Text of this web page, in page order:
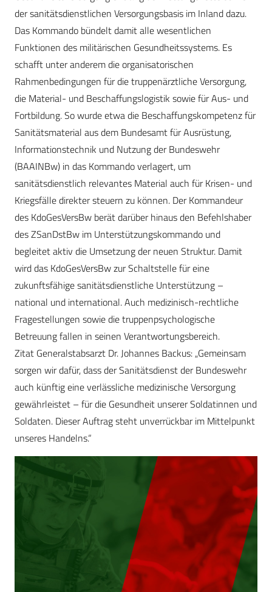
der sanitätsdienstlichen Versorgungsbasis im Inland dazu.
Das Kommando bündelt damit alle wesentlichen
Funktionen des militärischen Gesundheitssystems. Es
schafft unter anderem die organisatorischen
Rahmenbedingungen für die truppenärztliche ­Versorgung,
die Material- und Beschaffungslogistik sowie für Aus- und
Fortbildung. So wurde etwa die Beschaffungskompetenz für
Sanitätsmaterial aus dem Bundesamt für Ausrüstung,
Informationstechnik und Nutzung der Bundeswehr
(BAAINBw) in das Kommando verlagert, um
sanitätsdienstlich relevantes Material auch für Krisen- und
Kriegsfälle direkter steuern zu können. Der Kommandeur
des KdoGesVersBw berät darüber hinaus den Befehlshaber
des ZSanDstBw im Unterstützungskommando und
begleitet aktiv die Umsetzung der neuen Struktur. Damit
wird das KdoGesVersBw zur Schaltstelle für eine
zukunftsfähige sanitätsdienstliche Unterstützung –
national und international. Auch medizinisch-rechtliche
Fragestell­ungen sowie die truppenpsychologische
Betreuung fallen in seinen Verantwortungsbereich.
Zitat Generalstabsarzt Dr. Johannes Backus: „Gemeinsam
sorgen wir dafür, dass der Sanitätsdienst der Bundeswehr
auch künftig eine verlässliche medizinische Versorgung
gewährleistet – für die Gesundheit unserer Soldatinnen und
Soldaten. Dieser Auftrag steht unverrückbar im Mittelpunkt
unseres Handelns.“